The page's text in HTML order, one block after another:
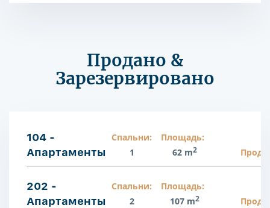
Продано &
Зарезервировано
104 -
Апартаменты
Спальни:
1
Площадь:
62 m2
202 -
Апартаменты
Спальни:
2
Площадь:
107 m2